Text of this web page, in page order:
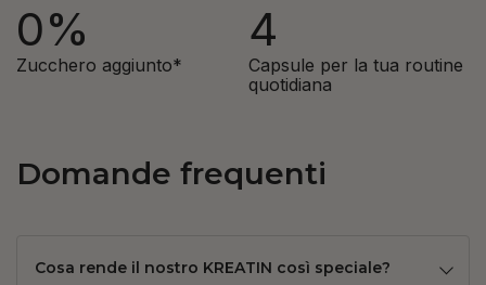
0%
Zucchero aggiunto*
4
Capsule per la tua routine
quotidiana
Domande frequenti
Cosa rende il nostro KREATIN così speciale?